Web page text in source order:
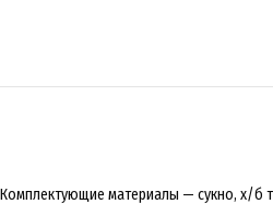
Комплектующие материалы — сукно, х/б